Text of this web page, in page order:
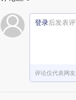
登录后发表
评论仅代表网